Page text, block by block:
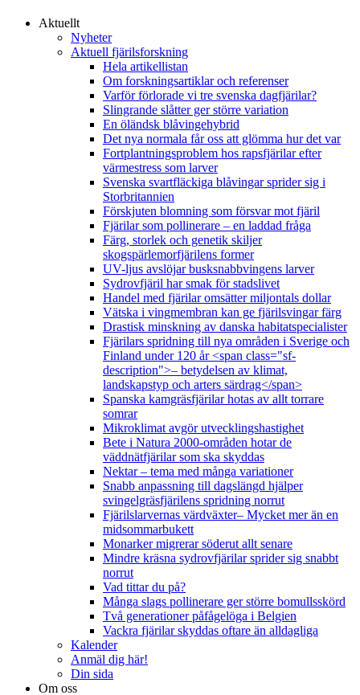
Aktuellt
Nyheter
Aktuell fjärilsforskning
Hela artikellistan
Om forskningsartiklar och referenser
Varför förlorade vi tre svenska dagfjärilar?
Slingrande slåtter ger större variation
En öländsk blåvingehybrid
Det nya normala får oss att glömma hur det var
Fortplantningsproblem hos rapsfjärilar efter
värmestress som larver
Svenska svartfläckiga blåvingar sprider sig i
Storbritannien
Förskjuten blomning som försvar mot fjäril
Fjärilar som pollinerare – en laddad fråga
Färg, storlek och genetik skiljer
skogspärlemorfjärilens former
UV-ljus avslöjar busksnabbvingens larver
Sydrovfjäril har smak för stadslivet
Handel med fjärilar omsätter miljontals dollar
Vätska i vingmembran kan ge fjärilsvingar färg
Drastisk minskning av danska habitatspecialister
Fjärilars spridning till nya områden i Sverige och
Finland under 120 år <span class="sf-
description">– betydelsen av klimat,
landskapstyp och arters särdrag</span>
Spanska kamgräsfjärilar hotas av allt torrare
somrar
Mikroklimat avgör utvecklingshastighet
Bete i Natura 2000-områden hotar de
väddnätfjärilar som ska skyddas
Nektar – tema med många variationer
Snabb anpassning till dagslängd hjälper
svingelgräsfjärilens spridning norrut
Fjärilslarvernas värdväxter– Mycket mer än en
midsommarbukett
Monarker migrerar söderut allt senare
Mindre kräsna sydrovfjärilar sprider sig snabbt
norrut
Vad tittar du på?
Många slags pollinerare ger större bomullsskörd
Två generationer påfågelöga i Belgien
Vackra fjärilar skyddas oftare än alldagliga
Kalender
Anmäl dig här!
Din sida
Om oss